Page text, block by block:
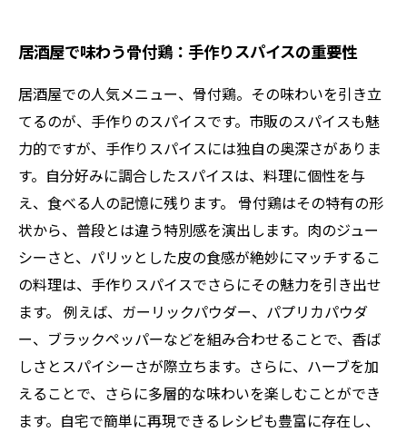
居酒屋で味わう骨付鶏：手作りスパイスの重要性
居酒屋での人気メニュー、骨付鶏。その味わいを引き立
てるのが、手作りのスパイスです。市販のスパイスも魅
力的ですが、手作りスパイスには独自の奥深さがありま
す。自分好みに調合したスパイスは、料理に個性を与
え、食べる人の記憶に残ります。 骨付鶏はその特有の形
状から、普段とは違う特別感を演出します。肉のジュー
シーさと、パリッとした皮の食感が絶妙にマッチするこ
の料理は、手作りスパイスでさらにその魅力を引き出せ
ます。 例えば、ガーリックパウダー、パプリカパウダ
ー、ブラックペッパーなどを組み合わせることで、香ば
しさとスパイシーさが際立ちます。さらに、ハーブを加
えることで、さらに多層的な味わいを楽しむことができ
ます。自宅で簡単に再現できるレシピも豊富に存在し、